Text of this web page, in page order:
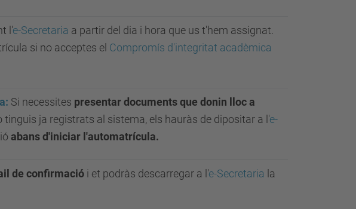
l'e-Secretaria a partir del dia i hora que us t'hem assignat.
si no acceptes el Compromís d'integritat acadèmica
Si necessites presentar documents que donin lloc a
tinguis ja registrats al sistema, els hauràs de dipositar a l'e-
abans d'iniciar l'automatrícula.
de confirmació i et podràs descarregar a l'e-Secretaria la